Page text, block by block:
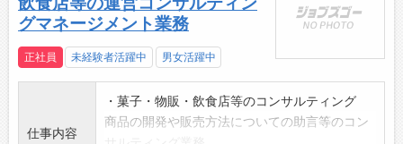
グマネージメント業務
正社員 未経験者活躍中 男女活躍中
仕事内容
・菓子・物販・飲食店等のコンサルティング
商品の開発や販売方法についての助言等のコン